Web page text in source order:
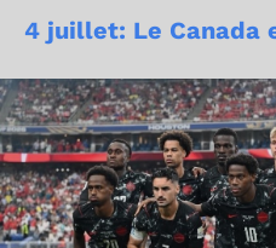
4 juillet: Le Canada